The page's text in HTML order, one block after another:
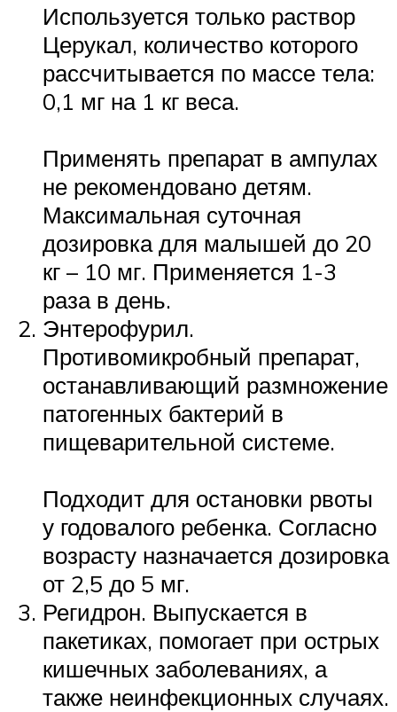
Используется только раствор
Церукал, количество которого
рассчитывается по массе тела:
0,1 мг на 1 кг веса.
Применять препарат в ампулах
не рекомендовано детям.
Максимальная суточная
дозировка для малышей до 20
кг – 10 мг. Применяется 1-3
раза в день.
Энтерофурил.
Противомикробный препарат,
останавливающий размножение
патогенных бактерий в
пищеварительной системе.
Подходит для остановки рвоты
у годовалого ребенка. Согласно
возрасту назначается дозировка
от 2,5 до 5 мг.
Регидрон. Выпускается в
пакетиках, помогает при острых
кишечных заболеваниях, а
также неинфекционных случаях.